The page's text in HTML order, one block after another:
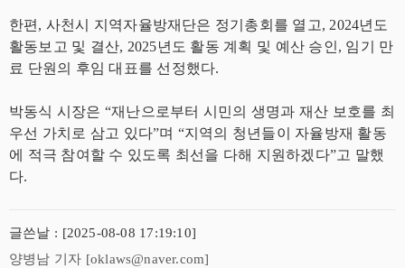
한편, 사천시 지역자율방재단은 정기총회를 열고, 2024년도
활동보고 및 결산, 2025년도 활동 계획 및 예산 승인, 임기 만
료 단원의 후임 대표를 선정했다.
박동식 시장은 “재난으로부터 시민의 생명과 재산 보호를 최
우선 가치로 삼고 있다”며 “지역의 청년들이 자율방재 활동
에 적극 참여할 수 있도록 최선을 다해 지원하겠다”고 말했
다.
글쓴날 : [2025-08-08 17:19:10]
양병남 기자 [oklaws@naver.com]